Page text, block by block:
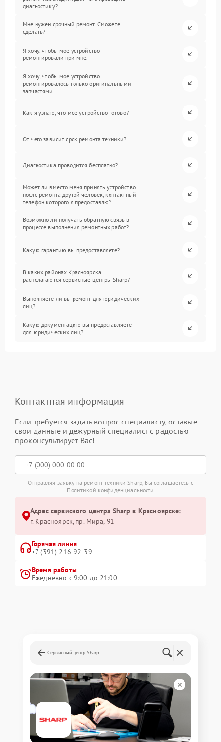
диагностику?
Мне нужен срочный ремонт. Сможете
сделать?
Я хочу, чтобы мое устройство
ремонтировали при мне.
Я хочу, чтобы мое устройство
ремонтировалось только оригинальными
запчастями.
Как я узнаю, что мое устройство готово?
От чего зависит срок ремонта техники?
Диагностика проводится бесплатно?
Может ли вместо меня принять устройство
после ремонта другой человек, контактный
телефон которого я предоставлю?
Возможно ли получать обратную связь в
процессе выполнения ремонтных работ?
Какую гарантию вы предоставляете?
В каких районах Красноярска
располагаются сервисные центры Sharp?
Выполняете ли вы ремонт для юридических
лиц?
Какую документацию вы предоставляете
для юридических лиц?
Контактная информация
Если требуется задать вопрос специалисту, оставьте
свои данные и дежурный специалист с радостью
проконсультирует Вас!
Отправляя заявку на ремонт техники Sharp, Вы соглашаетесь с
Политикой конфиденциальности
Адрес сервисного центра Sharp в Красноярске:
г. Красноярск, ​пр. Мира, 91
Горячая линия
+7 (391) 216-92-39
Время работы
Ежедневно с 9:00 до 21:00
Сервисный центр Sharp